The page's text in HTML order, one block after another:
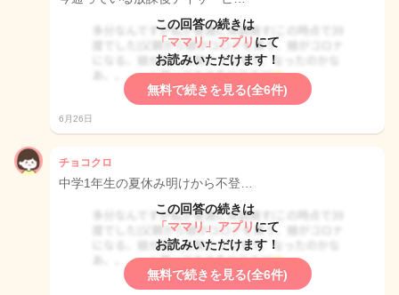
この回答の続きは
「ママリ」アプリ にて
お読みいただけます！
無料で続きを見る(全6件)
6月26日
チョコクロ
中学1年生の夏休み明けから不登…
この回答の続きは
「ママリ」アプリ にて
お読みいただけます！
無料で続きを見る(全6件)